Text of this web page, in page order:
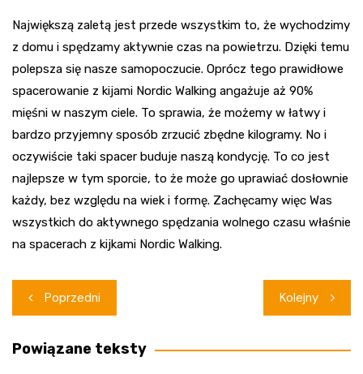
Największą zaletą jest przede wszystkim to, że wychodzimy
z domu i spędzamy aktywnie czas na powietrzu. Dzięki temu
polepsza się nasze samopoczucie. Oprócz tego prawidłowe
spacerowanie z kijami Nordic Walking angażuje aż 90%
mięśni w naszym ciele. To sprawia, że możemy w łatwy i
bardzo przyjemny sposób zrzucić zbędne kilogramy. No i
oczywiście taki spacer buduje naszą kondycję. To co jest
najlepsze w tym sporcie, to że może go uprawiać dosłownie
każdy, bez względu na wiek i formę. Zachęcamy więc Was
wszystkich do aktywnego spędzania wolnego czasu właśnie
na spacerach z kijkami Nordic Walking.
Nawigacja
wpisu
Poprzedni Kolejny
Powiązane teksty